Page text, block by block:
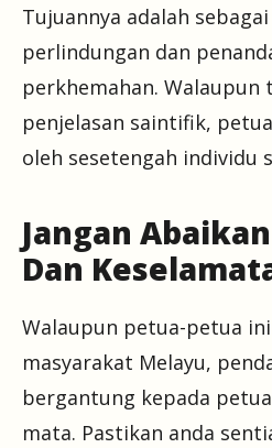
Tujuannya adalah
perlindungan dan
perkhemahan. Walaupun
penjelasan saintifik,
oleh sesetengah individu
Jangan
Dan
Walaupun petua-petua
masyarakat Melayu,
bergantung kepada
mata. Pastikan anda